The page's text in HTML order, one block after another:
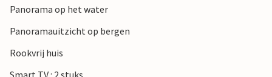
naar het oude Korinthe.
Panorama op het water
Panoramauitzicht op bergen
Rookvrij huis